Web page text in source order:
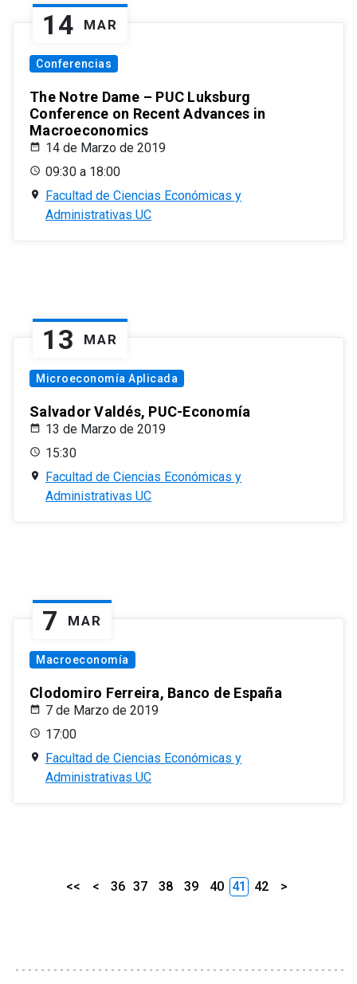
14 MAR
Conferencias
The Notre Dame – PUC Luksburg
Conference on Recent Advances in
Macroeconomics
14 de Marzo de 2019
09:30 a 18:00
Facultad de Ciencias Económicas y
Administrativas UC
13 MAR
Microeconomía Aplicada
Salvador Valdés, PUC-Economía
13 de Marzo de 2019
15:30
Facultad de Ciencias Económicas y
Administrativas UC
7 MAR
Macroeconomía
Clodomiro Ferreira, Banco de España
7 de Marzo de 2019
17:00
Facultad de Ciencias Económicas y
Administrativas UC
<< < 36 37 38 39 40 41 42 >